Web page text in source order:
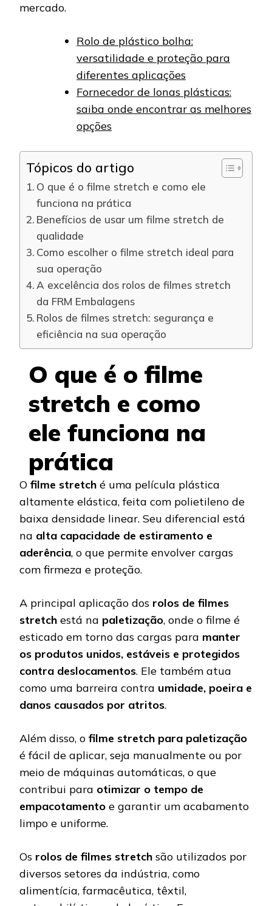
mercado.
Rolo de plástico bolha:
versatilidade e proteção para
diferentes aplicações
Fornecedor de lonas plásticas:
saiba onde encontrar as melhores
opções
Tópicos do artigo
O que é o filme stretch e como ele
funciona na prática
Benefícios de usar um filme stretch de
qualidade
Como escolher o filme stretch ideal para
sua operação
A excelência dos rolos de filmes stretch
da FRM Embalagens
Rolos de filmes stretch: segurança e
eficiência na sua operação
O que é o filme
stretch e como
ele funciona na
prática
O filme stretch é uma película plástica
altamente elástica, feita com polietileno de
baixa densidade linear. Seu diferencial está
na alta capacidade de estiramento e
aderência, o que permite envolver cargas
com firmeza e proteção.
A principal aplicação dos rolos de filmes
stretch está na paletização, onde o filme é
esticado em torno das cargas para manter
os produtos unidos, estáveis e protegidos
contra deslocamentos. Ele também atua
como uma barreira contra umidade, poeira e
danos causados por atritos.
Além disso, o filme stretch para paletização
é fácil de aplicar, seja manualmente ou por
meio de máquinas automáticas, o que
contribui para otimizar o tempo de
empacotamento e garantir um acabamento
limpo e uniforme.
Os rolos de filmes stretch são utilizados por
diversos setores da indústria, como
alimentícia, farmacêutica, têxtil,